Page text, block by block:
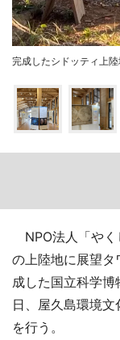
完成したシドッティ上
NPO法人「やく
の上陸地に展望
成した国立科学
日、屋久島環境
を行う。